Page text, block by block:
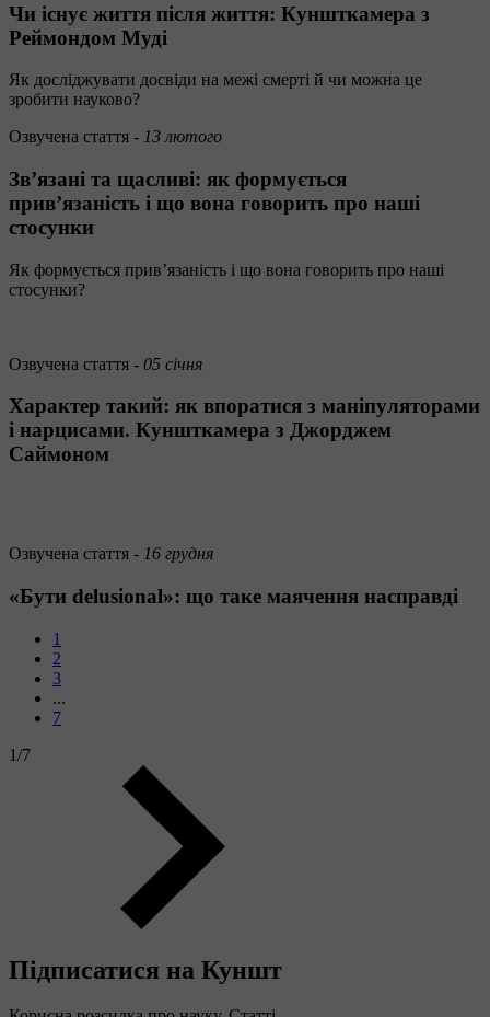
Чи існує життя після життя: Куншткамера з
Реймондом Муді
Як досліджувати досвіди на межі смерті й чи можна це
зробити науково?
Озвучена стаття - 13 лютого
Звʼязані та щасливі: як формується
привʼязаність і що вона говорить про наші
стосунки
Як формується привʼязаність і що вона говорить про наші
стосунки?
Озвучена стаття - 05 січня
Характер такий: як впоратися з маніпуляторами
і нарцисами. Куншткамера з Джорджем
Саймоном
Озвучена стаття - 16 грудня
«Бути delusional»: що таке маячення насправді
1
2
3
...
7
1/7
Підписатися на Куншт